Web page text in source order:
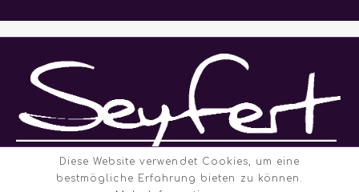
Diese Website verwendet Cookies, um eine
bestmögliche Erfahrung bieten zu können.